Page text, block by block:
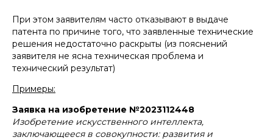
При этом заявителям часто отказывают в выдаче
патента по причине того, что заявленные технические
решения недостаточно раскрыты (из пояснений
заявителя не ясна техническая проблема и
технический результат)
Примеры:
Заявка на изобретение №2023112448
Изобретение искусственного интеллекта,
заключающееся в совокупности: развития и